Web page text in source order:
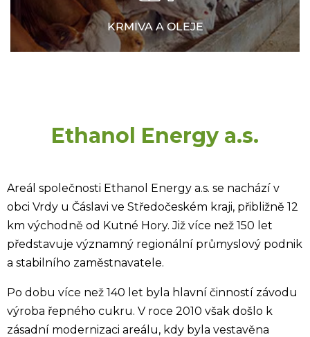
KRMIVA A OLEJE
Ethanol Energy a.s.
Areál společnosti Ethanol Energy a.s. se nachází v
obci Vrdy u Čáslavi ve Středočeském kraji, přibližně 12
km východně od Kutné Hory. Již více než 150 let
představuje významný regionální průmyslový podnik
a stabilního zaměstnavatele.
Po dobu více než 140 let byla hlavní činností závodu
výroba řepného cukru. V roce 2010 však došlo k
zásadní modernizaci areálu, kdy byla vestavěna